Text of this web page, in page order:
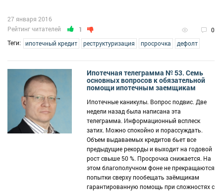
Рейтинг читателей 1 0
27 января 2016
Теги: ипотечный кредит реструктуризация просрочка дефолт
Ипотечная телеграмма № 53. Семь
основных вопросов к обязательной
помощи ипотечным заемщикам
Ипотечные каникулы. Вопрос подвис. Две
недели назад была написана эта
телеграмма. Информационный всплеск
затих. Можно спокойно и порассуждать.
Объем выдаваемых кредитов бьет все
предыдущие рекорды и выходит на годовой
рост свыше 50 %. Просрочка снижается. На
этом благополучном фоне не прекращаются
попытки сверху пообещать заёмщикам
гарантированную помощь при сложностях с